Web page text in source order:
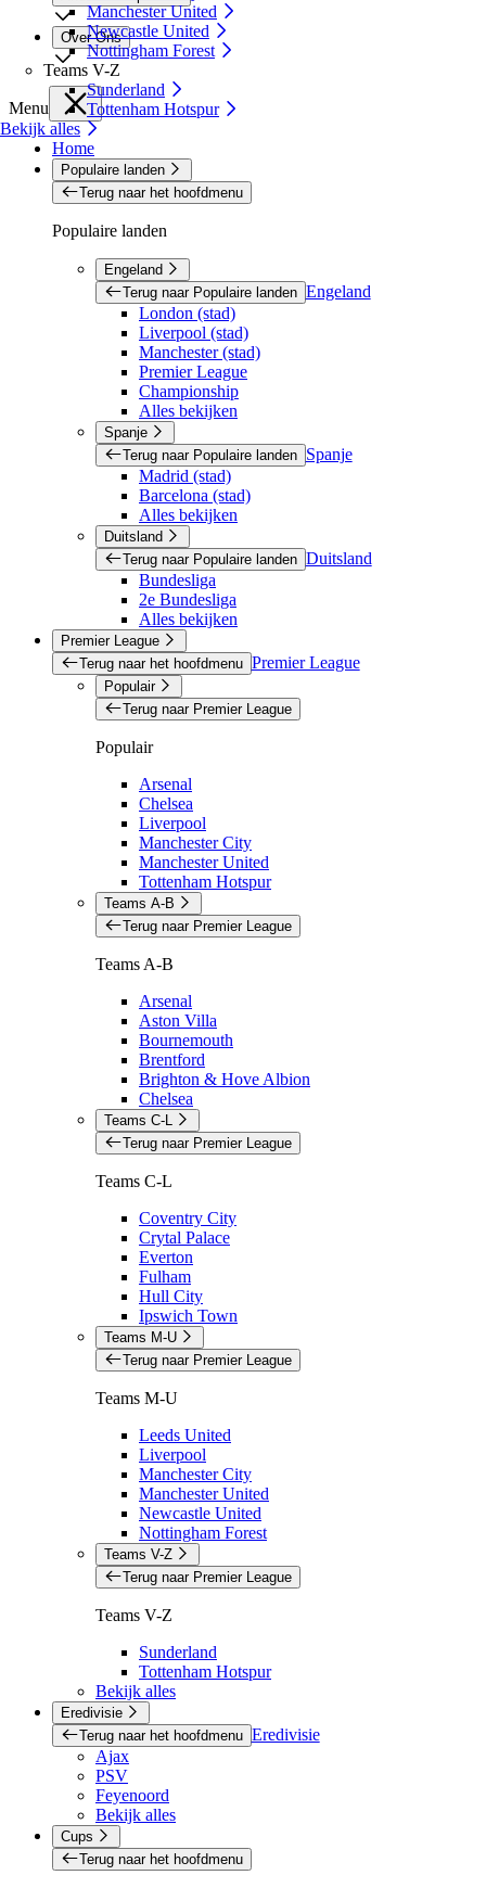
Manchester United
Newcastle United
Nottingham Forest
Teams V-Z
Sunderland
Tottenham Hotspur
Bekijk alles
Over Ons
Menu
Home
Populaire landen
Terug naar het hoofdmenu
Populaire landen
Engeland
Terug naar Populaire landen Engeland
London (stad)
Liverpool (stad)
Manchester (stad)
Premier League
Championship
Alles bekijken
Spanje
Terug naar Populaire landen
Spanje
Madrid (stad)
Barcelona (stad)
Alles bekijken
Duitsland
Terug naar Populaire landen Duitsland
Bundesliga
2e Bundesliga
Alles bekijken
Premier League
Terug naar het hoofdmenu Premier League
Populair
Terug naar Premier League
Populair
Arsenal
Chelsea
Liverpool
Manchester City
Manchester United
Tottenham Hotspur
Teams A-B
Terug naar Premier League
Teams A-B
Arsenal
Aston Villa
Bournemouth
Brentford
Brighton & Hove Albion
Chelsea
Teams C-L
Terug naar Premier League
Teams C-L
Coventry City
Crytal Palace
Everton
Fulham
Hull City
Ipswich Town
Teams M-U
Terug naar Premier League
Teams M-U
Leeds United
Liverpool
Manchester City
Manchester United
Newcastle United
Nottingham Forest
Teams V-Z
Terug naar Premier League
Teams V-Z
Sunderland
Tottenham Hotspur
Bekijk alles
Eredivisie
Terug naar het hoofdmenu Eredivisie
Ajax
PSV
Feyenoord
Bekijk alles
Cups
Terug naar het hoofdmenu